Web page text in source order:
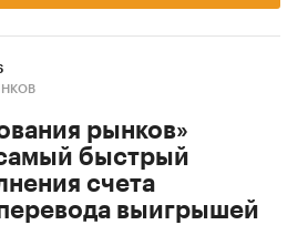
рынков»
быстрый
счета
выигрышей